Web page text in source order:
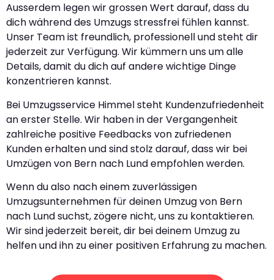
Ausserdem legen wir grossen Wert darauf, dass du
dich während des Umzugs stressfrei fühlen kannst.
Unser Team ist freundlich, professionell und steht dir
jederzeit zur Verfügung. Wir kümmern uns um alle
Details, damit du dich auf andere wichtige Dinge
konzentrieren kannst.
Bei Umzugsservice Himmel steht Kundenzufriedenheit
an erster Stelle. Wir haben in der Vergangenheit
zahlreiche positive Feedbacks von zufriedenen
Kunden erhalten und sind stolz darauf, dass wir bei
Umzügen von Bern nach Lund empfohlen werden.
Wenn du also nach einem zuverlässigen
Umzugsunternehmen für deinen Umzug von Bern
nach Lund suchst, zögere nicht, uns zu kontaktieren.
Wir sind jederzeit bereit, dir bei deinem Umzug zu
helfen und ihn zu einer positiven Erfahrung zu machen.